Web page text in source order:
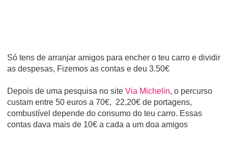
Só tens de arranjar amigos para encher o teu carro e dividir
as despesas, Fizemos as contas e deu 3.50€
Depois de uma pesquisa no site Via Michelin, o percurso
custam entre 50 euros a 70€, 22,20€ de portagens,
combustível depende do consumo do teu carro. Essas
contas dava mais de 10€ a cada a um doa amigos